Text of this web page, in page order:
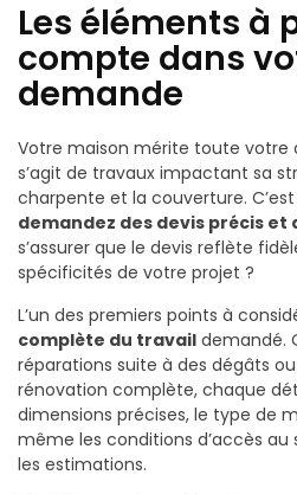
Les éléments à
compte dans
demande
Votre maison mérite toute votre
s’agit de travaux impactant sa
charpente et la couverture.
demandez des devis précis et
s’assurer que le devis reflète
spécificités de votre projet ?
L’un des premiers points à
complète du travail demandé.
réparations suite à des dégâts
rénovation complète, chaque
dimensions précises, le type de
même les conditions d’accès
les estimations.